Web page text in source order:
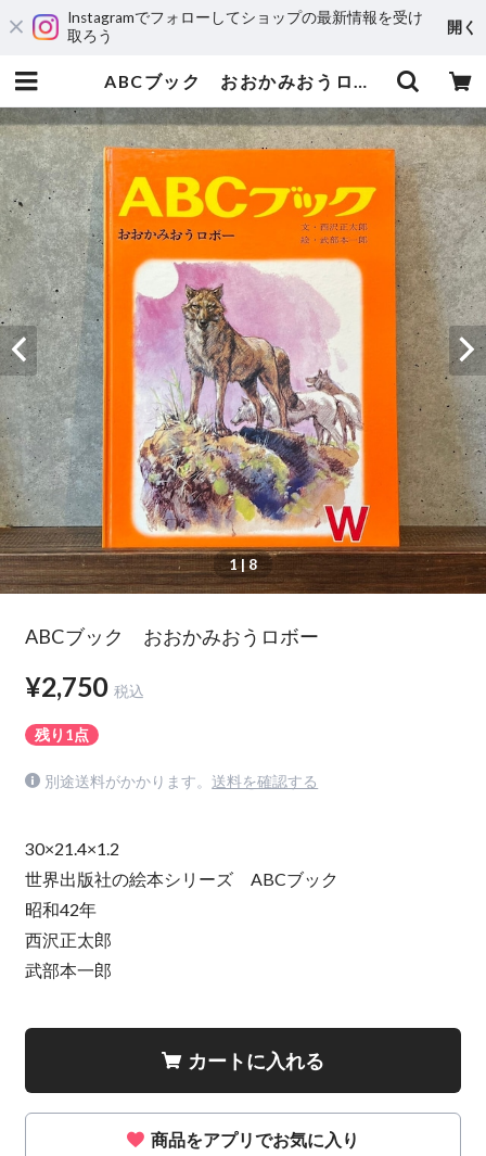
Instagramでフォローしてショップの最新情報を受け
取ろう
開く
ABCブック おおかみおうロボー | maintent
1| 8
ABCブック おおかみおうロボー
¥2,750 税込
残り1点
別途送料がかかります。 送料を確認する
30×21.4×1.2
世界出版社の絵本シリーズ ABCブック
昭和42年
西沢正太郎
武部本一郎
カートに入れる
商品をアプリでお気に入り